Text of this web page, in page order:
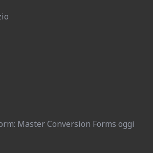
Master Conversion Forms oggi